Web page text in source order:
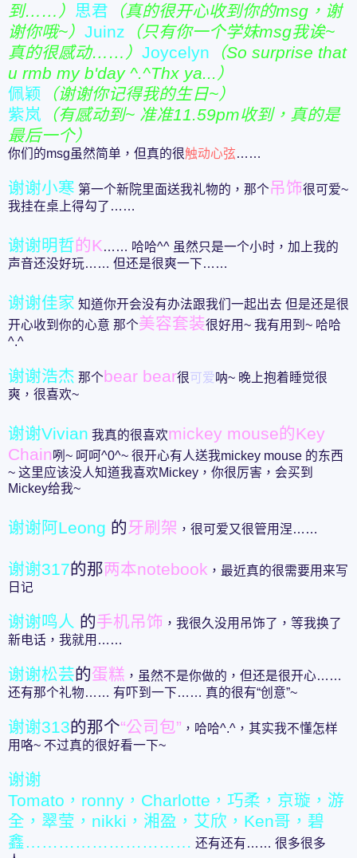
到……） 思君 （真的很开心收到你的msg，谢
谢你哦~） Juinz （只有你一个学妹msg我诶~
真的很感动……） Joycelyn （So surprise that
u rmb my b'day ^.^Thx ya...）
佩颖 （谢谢你记得我的生日~）
紫岚 （有感动到~ 准准11.59pm收到，真的是
最后一个）
你们的msg虽然简单，但真的很触动心弦……
谢谢小寒 第一个新院里面送我礼物的，那个吊饰很可爱~
我挂在桌上得勾了……
谢谢明哲的K…… 哈哈^^ 虽然只是一个小时，加上我的
声音还没好玩…… 但还是很爽一下……
谢谢佳家 知道你开会没有办法跟我们一起出去 但是还是很
开心收到你的心意 那个美容套装很好用~ 我有用到~ 哈哈
^.^
谢谢浩杰 那个bear bear很可爱呐~ 晚上抱着睡觉很
爽，很喜欢~
谢谢Vivian 我真的很喜欢mickey mouse的Key
Chain咧~ 呵呵^0^~ 很开心有人送我mickey mouse 的东西
~ 这里应该没人知道我喜欢Mickey，你很厉害，会买到
Mickey给我~
谢谢阿Leong 的牙刷架 ，很可爱又很管用涅……
谢谢317的那两本notebook ，最近真的很需要用来写
日记
谢谢鸣人 的手机吊饰 ，我很久没用吊饰了，等我换了
新电话，我就用……
谢谢松芸的蛋糕 ，虽然不是你做的，但还是很开心……
还有那个礼物…… 有吓到一下…… 真的很有“创意”~
谢谢313的那个“公司包” ，哈哈^.^，其实我不懂怎样
用咯~ 不过真的很好看一下~
谢谢
Tomato，ronny，Charlotte，巧柔，京璇，游
全，翠莹，nikki，湘盈，艾欣，Ken哥，碧
鑫………………………… 还有还有…… 很多很多